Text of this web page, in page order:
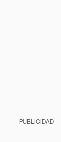
PUBLICIDAD